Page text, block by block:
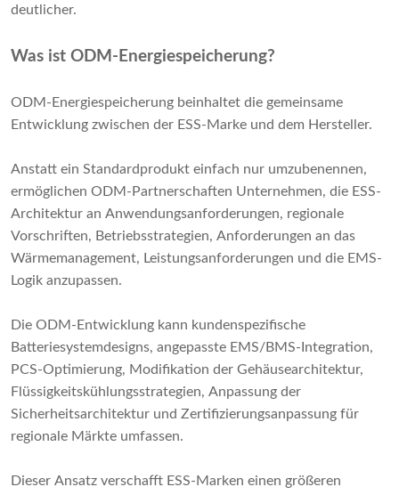
deutlicher.
Was ist ODM-Energiespeicherung?
ODM-Energiespeicherung beinhaltet die gemeinsame
Entwicklung zwischen der ESS-Marke und dem Hersteller.
Anstatt ein Standardprodukt einfach nur umzubenennen,
ermöglichen ODM-Partnerschaften Unternehmen, die ESS-
Architektur an Anwendungsanforderungen, regionale
Vorschriften, Betriebsstrategien, Anforderungen an das
Wärmemanagement, Leistungsanforderungen und die EMS-
Logik anzupassen.
Die ODM-Entwicklung kann kundenspezifische
Batteriesystemdesigns, angepasste EMS/BMS-Integration,
PCS-Optimierung, Modifikation der Gehäusearchitektur,
Flüssigkeitskühlungsstrategien, Anpassung der
Sicherheitsarchitektur und Zertifizierungsanpassung für
regionale Märkte umfassen.
Dieser Ansatz verschafft ESS-Marken einen größeren